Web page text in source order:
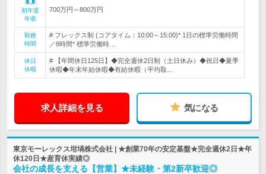
初年度
年収
700万円～800万円
勤務
時間
# フレックス制 (コアタイム：10:00～15:00)* 1日の標準労働時間
／8時間* 標準労働時…
休日
休暇
# 【年間休日125日】◆完全週休2日制（土日休み）◆祝日◆夏季
休暇◆年末年始休暇◆有給休暇（平均取…
求人詳細を見る 気になる
東京モーレックス坩堝株式会社 | ★創業70年の安定基盤★完全週休2日★年
休120日★産育休実績◎
会社の成長を支える【営業】★未経験・第2新卒歓迎◎